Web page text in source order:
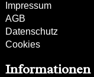
Impressum
AGB
Datenschutz
Cookies
Informationen